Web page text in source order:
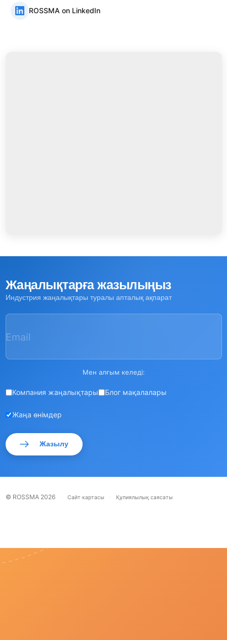
ROSSMA on LinkedIn
Жаңалықтарға жазылыңыз
Индустрия жаңалықтары туралы апталық ақпарат
Email
Мен алғым келеді:
Компания жаңалықтары Блог мақалалары
Жаңа өнімдер
Жазылу
© ROSSMA 2026 Сайт картасы Құпиялылық саясаты